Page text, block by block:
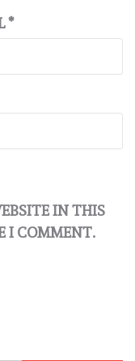
*
IN THIS
I COMMENT.